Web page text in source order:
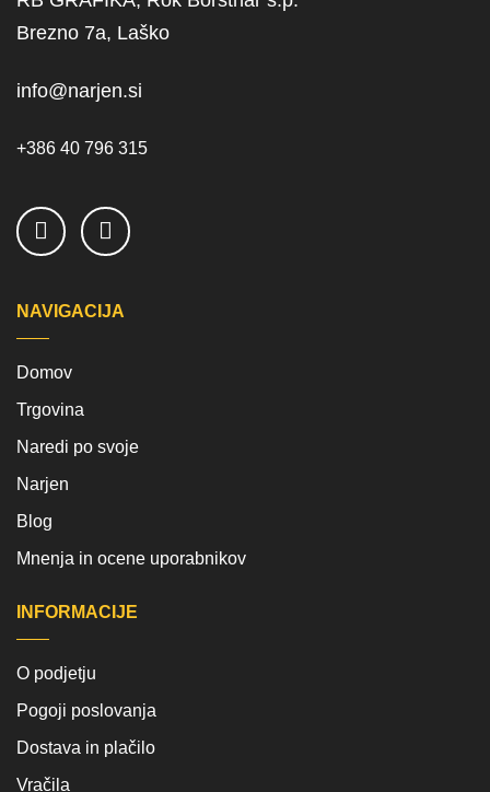
Brezno 7a, Laško
info@narjen.si
+386 40 796 315
NAVIGACIJA
Domov
Trgovina
Naredi po svoje
Narjen
Blog
Mnenja in ocene uporabnikov
INFORMACIJE
O podjetju
Pogoji poslovanja
Dostava in plačilo
Vračila